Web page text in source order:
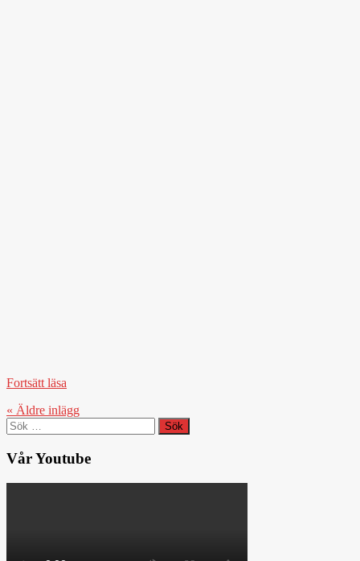
Fortsätt läsa
« Äldre inlägg
Sök
efter:
Vår Youtube